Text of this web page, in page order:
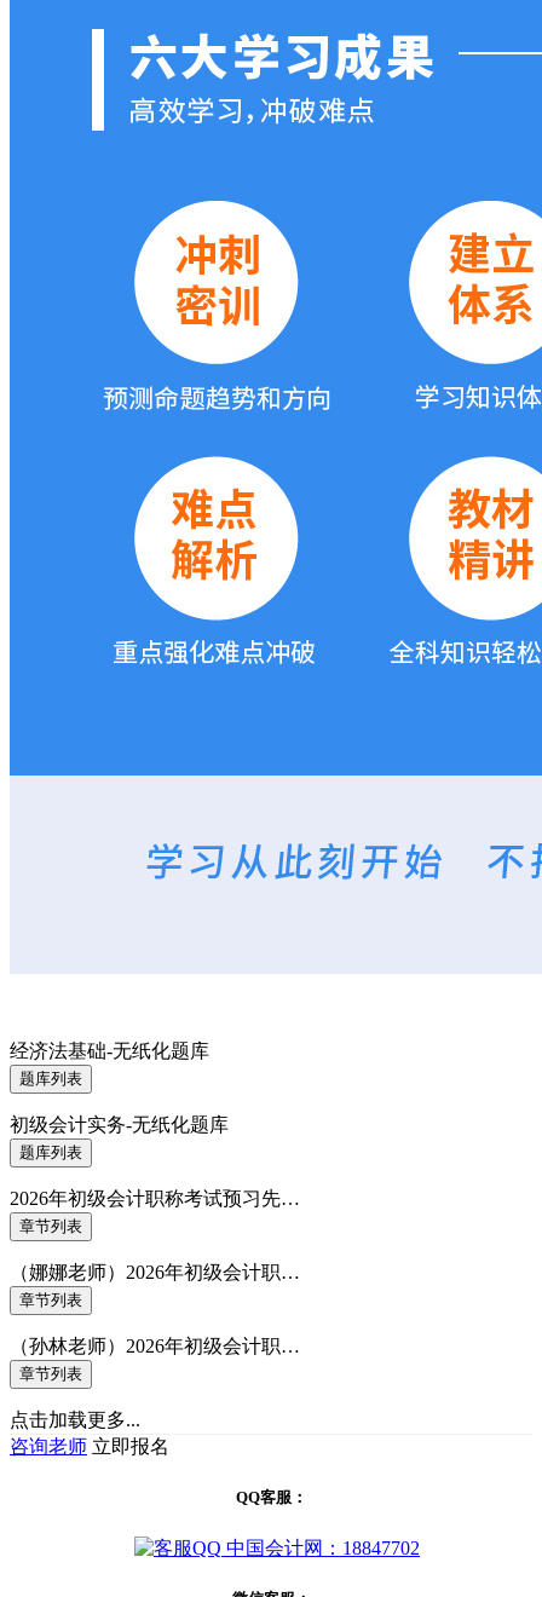
经济法基础-无纸化题库
题库列表
初级会计实务-无纸化题库
题库列表
2026年初级会计职称考试预习先…
章节列表
（娜娜老师）2026年初级会计职…
章节列表
（孙林老师）2026年初级会计职…
章节列表
点击加载更多...
咨询老师 立即报名
QQ客服：
中国会计网：18847702